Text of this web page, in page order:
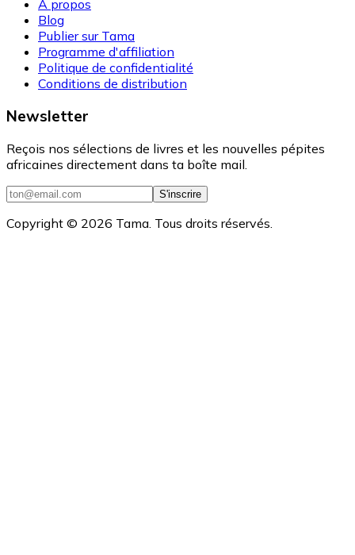
À propos
Blog
Publier sur Tama
Programme d'affiliation
Politique de confidentialité
Conditions de distribution
Newsletter
Reçois nos sélections de livres et les nouvelles pépites
africaines directement dans ta boîte mail.
S'inscrire
Copyright © 2026 Tama. Tous droits réservés.